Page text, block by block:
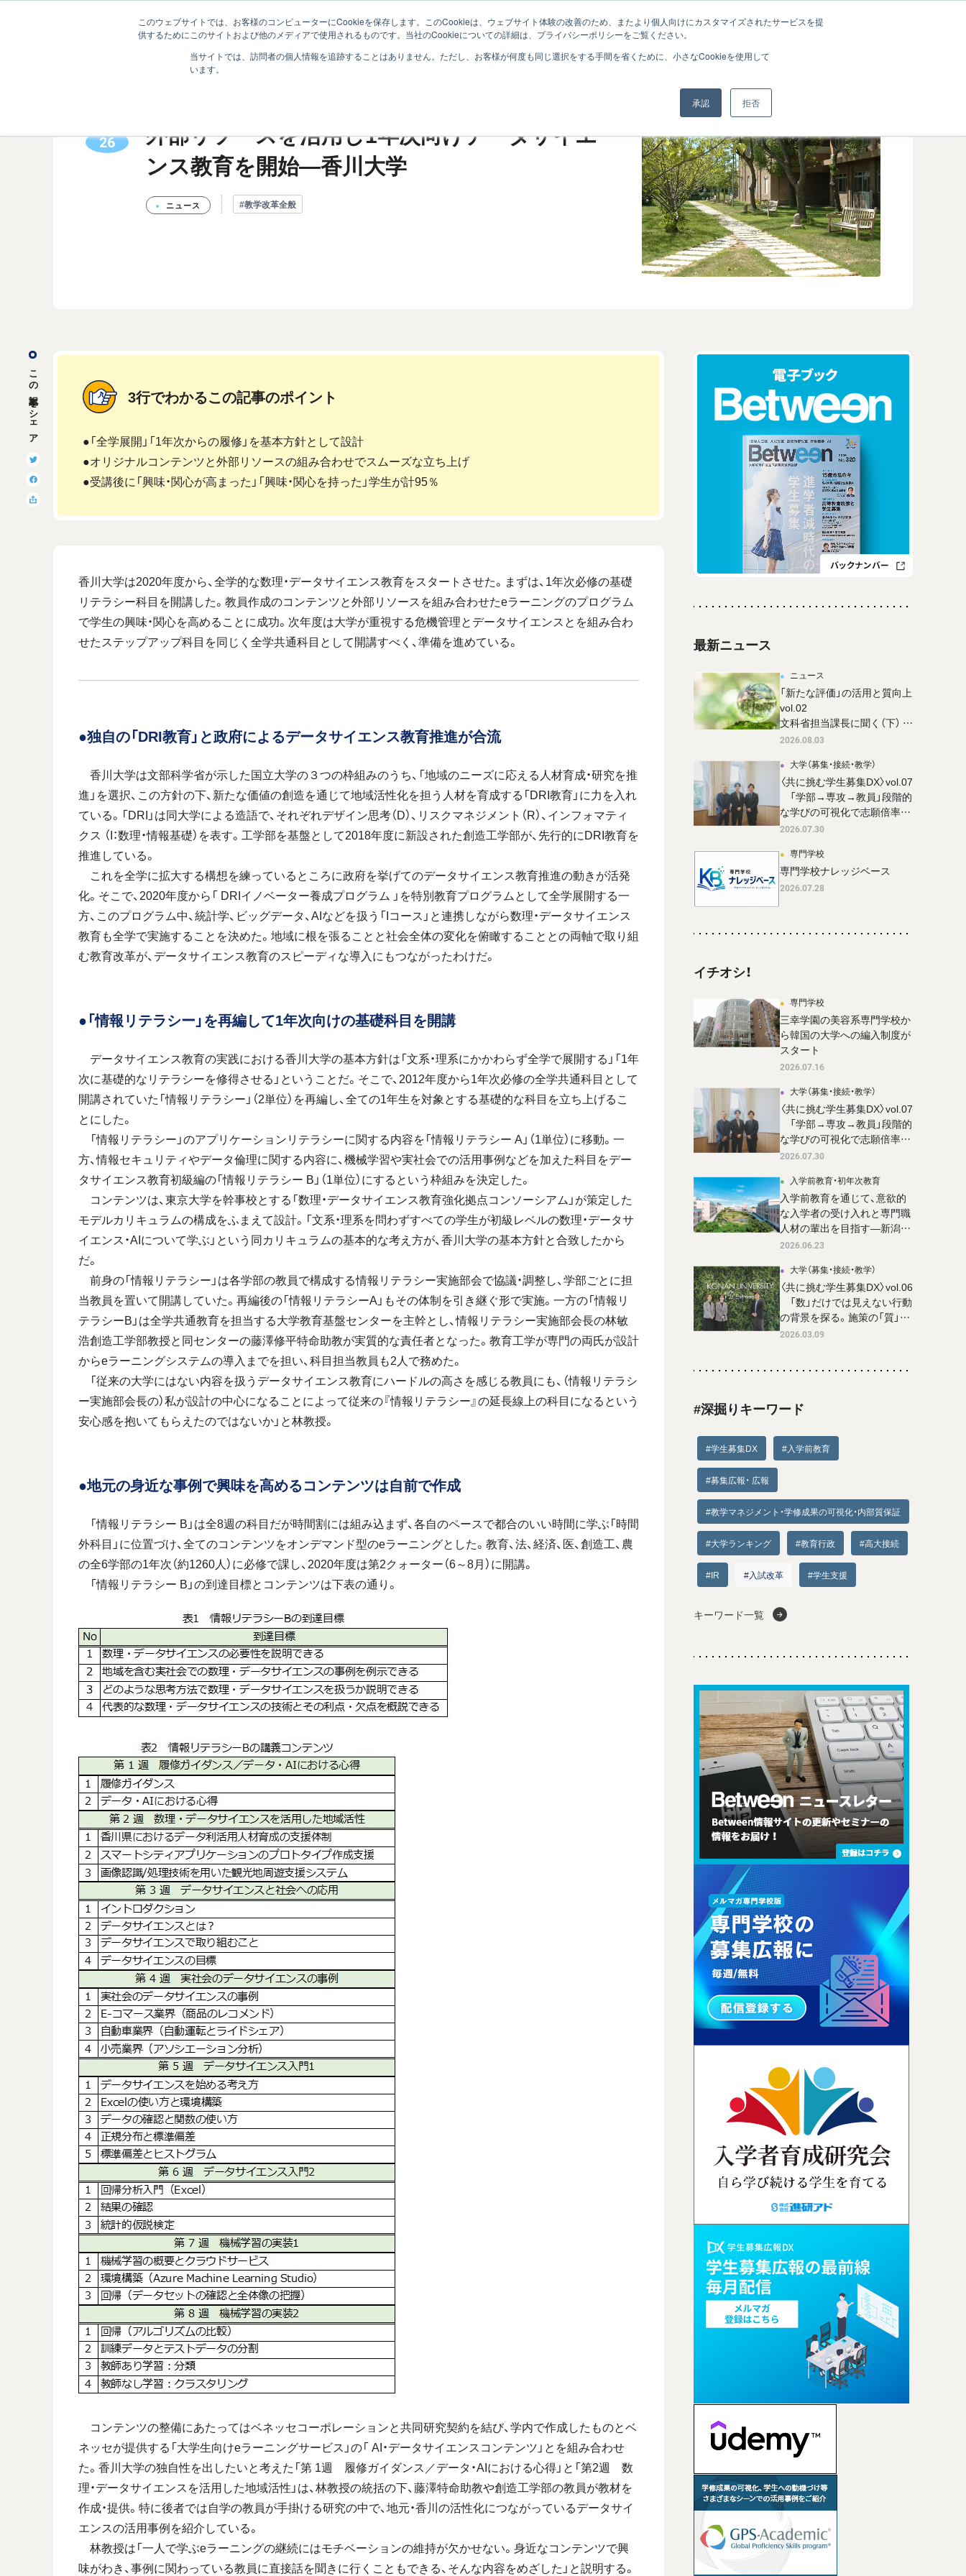
このウェブサイトでは、お客様のコンピューターにCookieを保存します。このCookieは、ウェブサイト体験の改善のため、またより個人向けにカスタマイズされたサービスを提
供するためにこのサイトおよび他のメディアで使用されるものです。当社のCookieについての詳細は、プライバシーポリシーをご覧ください。
当サイトでは、訪問者の個人情報を追跡することはありません。ただし、お客様が何度も同じ選択をする手間を省くために、小さなCookieを使用して
います。
承認 拒否
ニュース 大学（募集・接続・教学） 専門学校 入学前教育・初年次教育
26
外部リソースを活用し1年次向けデータサイエ
ンス教育を開始―香川大学
ニュース #教学改革全般
この記事をシェア 3行でわかるこの記事のポイント
●「全学展開」「1年次からの履修」を基本方針として設計
●オリジナルコンテンツと外部リソースの組み合わせでスムーズな立ち上げ
●受講後に「興味・関心が高まった」「興味・関心を持った」学生が計95％
香川大学は2020年度から、全学的な数理・データサイエンス教育をスタートさせた。まずは、1年次必修の基礎
リテラシー科目を開講した。教員作成のコンテンツと外部リソースを組み合わせたeラーニングのプログラム
で学生の興味・関心を高めることに成功。次年度は大学が重視する危機管理とデータサイエンスとを組み合わ
せたステップアップ科目を同じく全学共通科目として開講すべく、準備を進めている。
●独自の「DRI教育」と政府によるデータサイエンス教育推進が合流
香川大学は文部科学省が示した国立大学の３つの枠組みのうち、「地域のニーズに応える人材育成・研究を推
進」を選択、この方針の下、新たな価値の創造を通じて地域活性化を担う人材を育成する「DRI教育」に力を入れ
ている。「DRI」は同大学による造語で、それぞれデザイン思考（D）、リスクマネジメント（R）、インフォマティ
クス （I：数理・情報基礎）を表す。工学部を基盤として2018年度に新設された創造工学部が、先行的にDRI教育を
推進している。
これを全学に拡大する構想を練っているところに政府を挙げてのデータサイエンス教育推進の動きが活発
化。そこで、2020年度から「 DRIイノベーター養成プログラム 」を特別教育プログラムとして全学展開する一
方、このプログラム中、統計学、ビッグデータ、AIなどを扱う「Iコース」と連携しながら数理・データサイエンス
教育も全学で実施することを決めた。地域に根を張ることと社会全体の変化を俯瞰することとの両軸で取り組
む教育改革が、データサイエンス教育のスピーディな導入にもつながったわけだ。
●「情報リテラシー」を再編して1年次向けの基礎科目を開講
データサイエンス教育の実践における香川大学の基本方針は「文系・理系にかかわらず全学で展開する」「1年
次に基礎的なリテラシーを修得させる」ということだ。そこで、2012年度から1年次必修の全学共通科目として
開講されていた「情報リテラシー」（2単位）を再編し、全ての1年生を対象とする基礎的な科目を立ち上げるこ
とにした。
「情報リテラシー」のアプリケーションリテラシーに関する内容を「情報リテラシー A」（1単位）に移動。一
方、情報セキュリティやデータ倫理に関する内容に、機械学習や実社会での活用事例などを加えた科目をデー
タサイエンス教育初級編の「情報リテラシー B」（1単位）にするという枠組みを決定した。
コンテンツは、東京大学を幹事校とする「数理・データサイエンス教育強化拠点コンソーシアム」が策定した
モデルカリキュラムの構成をふまえて設計。「文系・理系を問わずすべての学生が初級レベルの数理・データサ
イエンス・AIについて学ぶ」という同カリキュラムの基本的な考え方が、香川大学の基本方針と合致したから
だ。
前身の「情報リテラシー」は各学部の教員で構成する情報リテラシー実施部会で協議・調整し、学部ごとに担
当教員を置いて開講していた。再編後の「情報リテラシーA」もその体制を引き継ぐ形で実施。一方の「情報リ
テラシーB」は全学共通教育を担当する大学教育基盤センターを主幹とし、情報リテラシー実施部会長の林敏
浩創造工学部教授と同センターの藤澤修平特命助教が実質的な責任者となった。教育工学が専門の両氏が設計
からeラーニングシステムの導入までを担い、科目担当教員も2人で務めた。
「従来の大学にはない内容を扱うデータサイエンス教育にハードルの高さを感じる教員にも、（情報リテラシ
ー実施部会長の）私が設計の中心になることによって従来の『情報リテラシー』の延長線上の科目になるという
安心感を抱いてもらえたのではないか」と林教授。
●地元の身近な事例で興味を高めるコンテンツは自前で作成
「情報リテラシー B」は全8週の科目だが時間割には組み込まず、各自のペースで都合のいい時間に学ぶ「時間
外科目」に位置づけ、全てのコンテンツをオンデマンド型のeラーニングとした。教育、法、経済、医、創造工、農
の全6学部の1年次（約1260人）に必修で課し、2020年度は第2クォーター（6～8月）に開講。
「情報リテラシー B」の到達目標とコンテンツは下表の通り。
コンテンツの整備にあたってはベネッセコーポレーションと共同研究契約を結び、学内で作成したものとベ
ネッセが提供する「大学生向けeラーニングサービス」の「 AI・データサイエンスコンテンツ」とを組み合わせ
た。香川大学の独自性を出したいと考えた「第 1週 履修ガイダンス／データ・AIにおける心得」と「第2週 数
理・データサイエンスを活用した地域活性」は、林教授の統括の下、藤澤特命助教や創造工学部の教員が教材を
作成・提供。特に後者では自学の教員が手掛ける研究の中で、地元・香川の活性化につながっているデータサイ
エンスの活用事例を紹介している。
林教授は「一人で学ぶeラーニングの継続にはモチベーションの維持が欠かせない。身近なコンテンツで興
味がわき、事例に関わっている教員に直接話を聞きに行くこともできる、そんな内容をめざした」と説明する。
最新ニュース
ニュース
「新たな評価」の活用と質向上
vol.02
文科省担当課長に聞く（下） 評
価の内容とその公表
2026.08.03
大学（募集・接続・教学）
〈共に挑む学生募集DX〉vol.07
「学部→専攻→教員」段階的
な学びの可視化で志願倍率37
倍超 を達成。 成蹊大学 国際
2026.07.30
専門学校
専門学校ナレッジベース
2026.07.28
イチオシ！
専門学校
三幸学園の美容系専門学校か
ら韓国の大学への編入制度が
スタート
2026.07.16
大学（募集・接続・教学）
〈共に挑む学生募集DX〉vol.07
「学部→専攻→教員」段階的
な学びの可視化で志願倍率37
倍超 を達成。 成蹊大学 国際
2026.07.30
入学前教育・初年次教育
入学前教育を通じて、意欲的
な入学者の受け入れと専門職
人材の輩出を目指す―新潟医
療福祉大学
2026.06.23
大学（募集・接続・教学）
〈共に挑む学生募集DX〉vol.06
「数」だけでは見えない行動
の背景を探る。施策の「質」を
磨く甲南大学の学生インサイ
2026.03.09
#深掘りキーワード
#学生募集DX #入学前教育
#募集広報・ 広報
#教学マネジメント・学修成果の可視化・内部質保証
#大学ランキング #教育行政 #高大接続
#IR #入試改革 #学生支援
キーワード一覧